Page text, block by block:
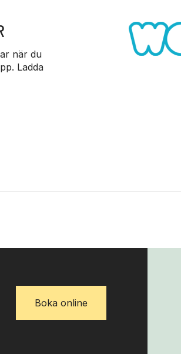
när du
Ladda
Boka online